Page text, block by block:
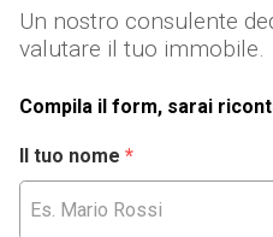
Un nostro consulente
valutare il tuo immobile.
Compila il form, sarai
Il tuo nome *